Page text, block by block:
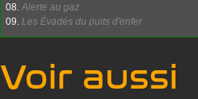
08.Alerte au gaz
09.Les Évadés du puits d'enfer
Voir aussi